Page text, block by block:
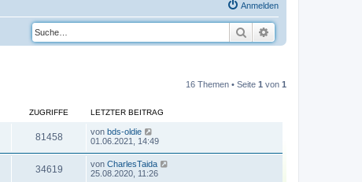
Anmelden
Suche
16 Themen • Seite 1 von 1
ZUGRIFFE LETZTER BEITRAG
81458 von bds-oldie
01.06.2021, 14:49
34619 von CharlesTaida
25.08.2020, 11:26